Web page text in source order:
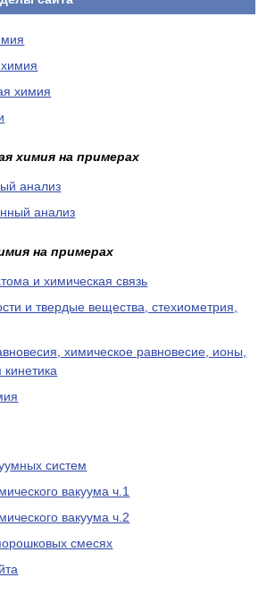
химия
химия на примерах
анализ
анализ
на примерах
и химическая связь
и твердые вещества, стехиометрия,
химическое равновесие, ионы,
систем
вакуума ч.1
вакуума ч.2
смесях